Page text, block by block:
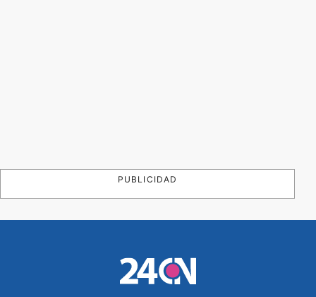
PUBLICIDAD